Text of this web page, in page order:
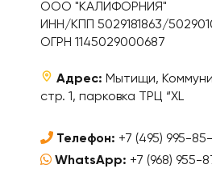
ООО "КАЛИФОРНИЯ"
ИНН/КПП 5029181863/
ОГРН 1145029000687
Адрес: Мытищи,
стр. 1, парковка ТРЦ “XL
Телефон: +7 (495) 995-
WhatsApp: +7 (968) 955-